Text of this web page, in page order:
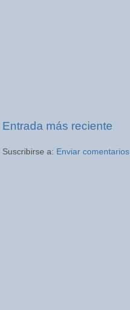
Entrada más reciente
Suscribirse a: Enviar